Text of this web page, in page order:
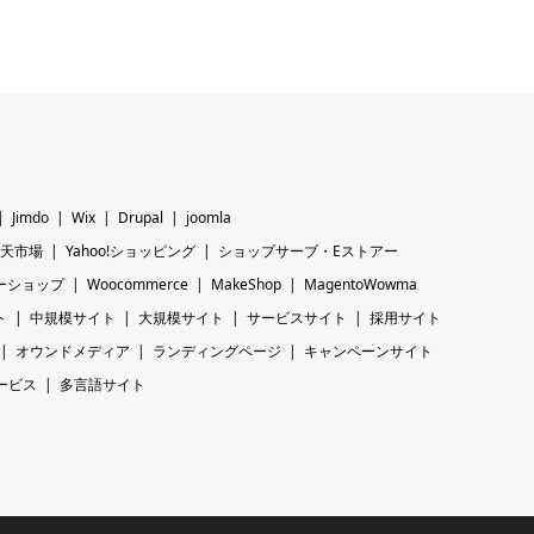
Jimdo Wix Drupal
joomla
市場
Yahoo!ショッピング
ショップサーブ・Eストアー
ショップ
Woocommerce MakeShop
MagentoWowma
中規模サイト 大規模サイト サービスサイト
採用サイト
オウンドメディア
ランディングページ
キャンペーンサイト
ビス
多言語サイト